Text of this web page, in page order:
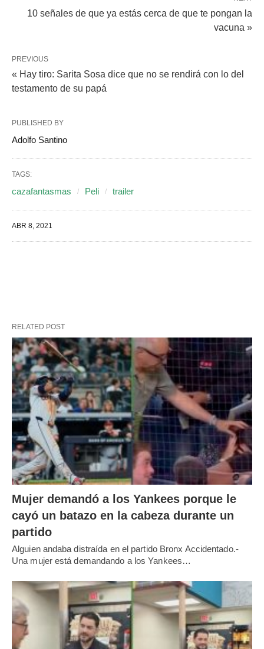
10 señales de que ya estás cerca de que te pongan la
vacuna »
PREVIOUS
« Hay tiro: Sarita Sosa dice que no se rendirá con lo del
testamento de su papá
PUBLISHED BY
Adolfo Santino
TAGS:
cazafantasmas Peli trailer
ABR 8, 2021
RELATED POST
Mujer demandó a los Yankees porque le
cayó un batazo en la cabeza durante un
partido
Alguien andaba distraída en el partido Bronx Accidentado.-
Una mujer está demandando a los Yankees…